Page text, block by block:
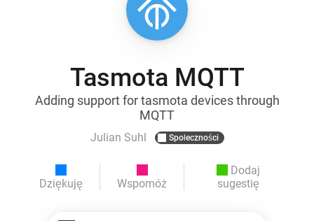
Tasmota MQTT
Adding support for tasmota devices through
MQTT
Julian Suhl Społeczności
Dziękuję Wspomóż
Dodaj
sugestię